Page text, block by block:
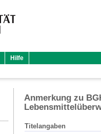
Hilfe
Anmerkung zu
Titelangaben